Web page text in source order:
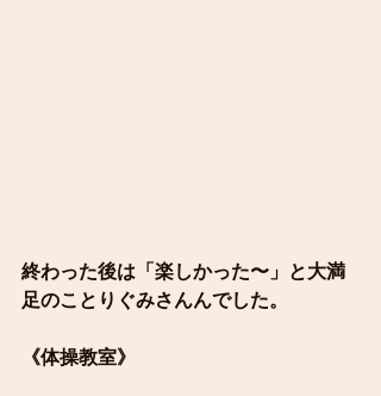
終わった後は「楽しかった〜」と大満
足のことりぐみさんんでした。
《体操教室》